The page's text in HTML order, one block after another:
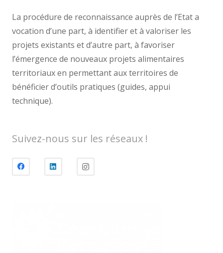
La procédure de reconnaissance auprès de l’Etat a
vocation d’une part, à identifier et à valoriser les
projets existants et d’autre part, à favoriser
l’émergence de nouveaux projets alimentaires
territoriaux en permettant aux territoires de
bénéficier d’outils pratiques (guides, appui
technique).
Suivez-nous sur les réseaux !